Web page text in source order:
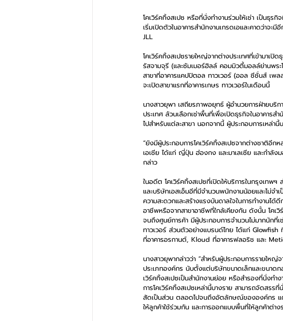
โคเวิร์คกิ้งสเปซ หรือที่นั่งทำงานร่วมให้เช่า เป็นธุร
เริ่มเปิดตัวในอาคารสำนักงานเกรดเอและคาดว่าจ
JLL
โคเวิร์คกิ้งสเปซรายใหญ่จากต่างประเทศที่เข้ามาเ
รัสจามจุรี (และซัมเมอร์ฮิลล์ คอมมิวตี้มอลล์ย่านพระ
สาขาที่อาคารแคปปิตอล ทาวเวอร์ (ออล ซีซั่นส์ เพ
จะเปิดสาขาแรกที่อาคารเกษร ทาวเวอร์ในเดือนนี้
นางสาวยุพา เสถียรภาพอยุทธ์ ผู้อำนวยการฝ่ายบริก
ประเทศ ล้วนเลือกเช่าพื้นที่เพื่อเปิดธุรกิจในอาคาร
ไปสำหรับแต่ละสาขา นอกจากนี้ ผู้ประกอบการเหล่า
“ยังมีผู้ประกอบการโคเวิร์คกิ้งสเปซจากต่างชาติอีก
เอเชีย ได้แก่ ญี่ปุ่น ฮ่องกง และมาเลเซีย และกำลัง
กล่าว
ในอดีต โคเวิร์คกิ้งสเปซที่เปิดให้บริการในกรุงเท
และบริษัทเอสเอ็มอีที่มีจำนวนพนักงานน้อยและไม่จ
ความสะดวกและสร้างแรงบันดาลใจในการทำงานไ
อาชีพหรือจากสาขาอาชีพที่ใกล้เคียงกัน ดังนั้น โค
จนถึงศูนย์การค้า มีผู้ประกอบการจำนวนไม่มากนักที่
ทาวเวอร์ ส่วนตัวอย่างแบรนด์ไทย ได้แก่ Glowfish
ที่อาคารอรกานต์, Kloud ที่อาคารฟลอริช และ
นางสาวยุพากล่าวว่า “สำหรับผู้ประกอบการรายให
ประเภทองค์กร นับตั้งแต่บริษัทขนาดเล็กและขนาดก
เวิร์คกิ้งสเปซเป็นสำนักงานย่อย หรือสำรองที่นั่งทำ
การโคเวิร์คกิ้งสเปซเหล่านี้บางราย สามารถจัดสร
สัดเป็นส่วน ตลอดไปจนถึงอัตลักษณ์ขององค์กร แต่
ให้ลูกค้าใช้ร่วมกัน และการออกแบบพื้นที่ให้ลูกค้าต่า